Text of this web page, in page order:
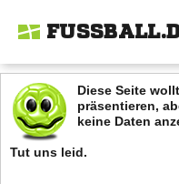
Diese Seite
präsentieren,
keine Daten
Tut uns leid.